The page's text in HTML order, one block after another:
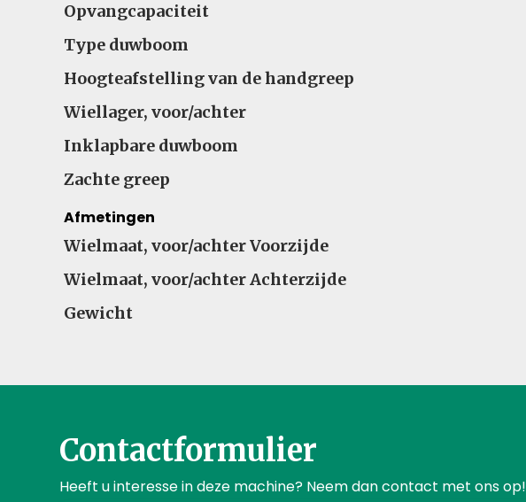
Opvangcapaciteit
Type duwboom
Hoogteafstelling van de handgreep
Wiellager, voor/achter
Inklapbare duwboom
Zachte greep
Afmetingen
Wielmaat, voor/achter Voorzijde
Wielmaat, voor/achter Achterzijde
Gewicht
Contactformulier
Heeft u interesse in deze machine? Neem dan contact met ons op!